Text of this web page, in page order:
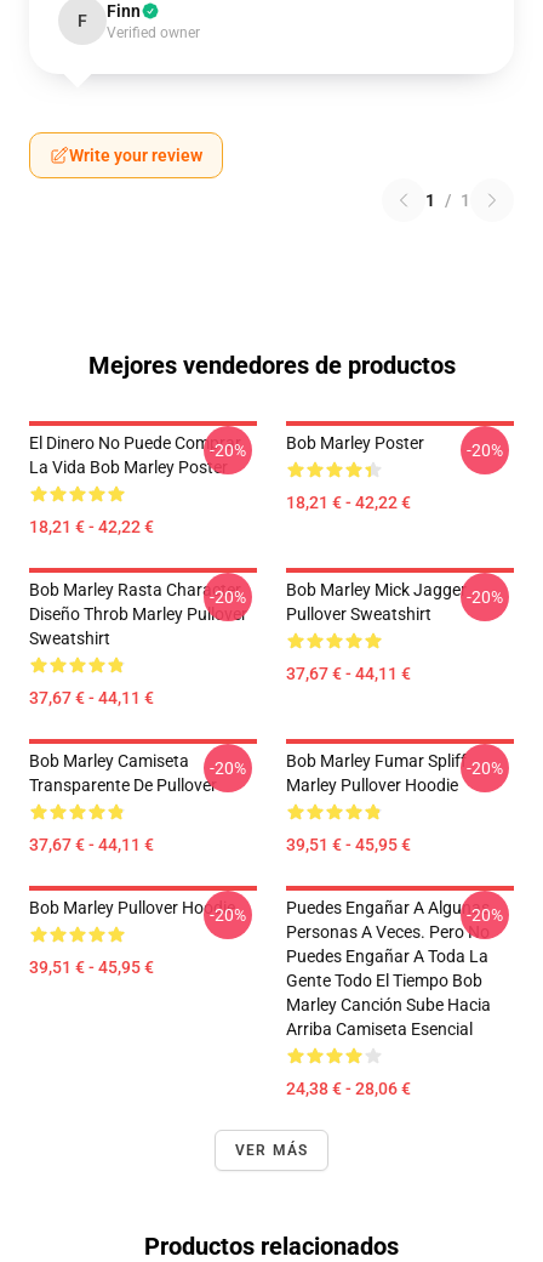
F Finn
Verified owner
Write your review
1 / 1
Mejores vendedores de productos
El Dinero No Puede Comprar
La Vida Bob Marley Poster
18,21 € - 42,22 €
-20% Bob Marley Poster
18,21 € - 42,22 €
-20%
Bob Marley Rasta Character
Diseño Throb Marley Pullover
Sweatshirt
37,67 € - 44,11 €
-20%
Bob Marley Mick Jagger
Pullover Sweatshirt
37,67 € - 44,11 €
-20%
Bob Marley Camiseta
Transparente De Pullover
37,67 € - 44,11 €
-20%
Bob Marley Fumar Spliff
Marley Pullover Hoodie
39,51 € - 45,95 €
-20%
Bob Marley Pullover Hoodie
39,51 € - 45,95 €
-20%
Puedes Engañar A Algunas
Personas A Veces. Pero No
Puedes Engañar A Toda La
Gente Todo El Tiempo Bob
Marley Canción Sube Hacia
Arriba Camiseta Esencial
24,38 € - 28,06 €
-20%
VER MÁS
Productos relacionados